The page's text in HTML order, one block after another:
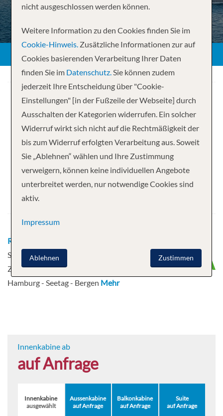
Ihre Kreuzfahrt
14 Nächte AIDAperla
Abfahrt
Route
Southampton - Le Havre (Paris) -
Zeebrügge - Rotterdam - Seetag -
Hamburg - Seetag - Bergen Mehr
Innenkabine ab
auf Anfrage
Innenkabine
ausgewählt
Aussenkabine
auf Anfrage
Balkonkabine
auf Anfrage
Suite
auf Anfrage
nicht ausgeschlossen werden können.
Weitere Information zu den Cookies finden Sie im
Cookie-Hinweis. Zusätzliche Informationen zur auf
Cookies basierenden Verarbeitung Ihrer Daten
finden Sie im Datenschutz.Sie können zudem
jederzeit Ihre Entscheidung über "Cookie-
Einstellungen" [in der Fußzeile der Webseite] durch
Ausschalten der Kategorien widerrufen. Ein solcher
Widerruf wirkt sich nicht auf die Rechtmäßigkeit der
bis zum Widerruf erfolgten Verarbeitung aus. Soweit
Sie „Ablehnen“ wählen und Ihre Zustimmung
verweigern, können keine individuellen Angebote
unterbreitet werden, nur notwendige Cookies sind
aktiv.
Impressum
Zustimmen
Ablehnen